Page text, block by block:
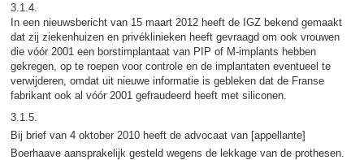
3.1.4.
In een nieuwsbericht van 15 maart 2012 heeft de IGZ bekend gemaakt
dat zij ziekenhuizen en privéklinieken heeft gevraagd om ook vrouwen
die vóór 2001 een borstimplantaat van PIP of M-implants hebben
gekregen, op te roepen voor controle en de implantaten eventueel te
verwijderen, omdat uit nieuwe informatie is gebleken dat de Franse
fabrikant ook al vóór 2001 gefraudeerd heeft met siliconen.
3.1.5.
Bij brief van 4 oktober 2010 heeft de advocaat van [appellante]
Boerhaave aansprakelijk gesteld wegens de lekkage van de prothesen.